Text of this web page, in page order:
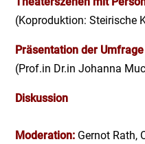
(Koproduktion: Steirische
Präsentation der
(Prof.in Dr.in Johanna
Diskussion
Moderation: Gernot Rath,